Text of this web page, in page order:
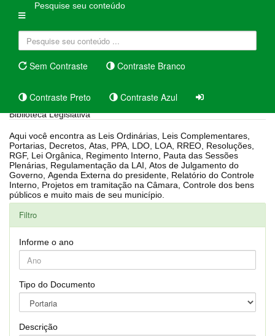
Pesquise seu conteúdo
Sem Contraste Contraste Branco
Contraste Preto Contraste Azul
Biblioteca Legislativa
Aqui você encontra as Leis Ordinárias, Leis Complementares,
Portarias, Decretos, Atas, PPA, LDO, LOA, RREO, Resoluções,
RGF, Lei Orgânica, Regimento Interno, Pauta das Sessões
Plenárias, Regulamentação da LAI, Atos de Julgamento do
Governo, Agenda Externa do presidente, Relatório do Controle
Interno, Projetos em tramitação na Câmara, Controle dos bens
públicos e muito mais de seu município.
Filtro
Informe o ano
Tipo do Documento
Descrição